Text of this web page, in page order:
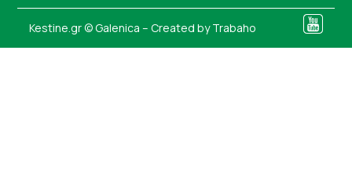
Kestine.gr © Galenica – Created byTrabaho